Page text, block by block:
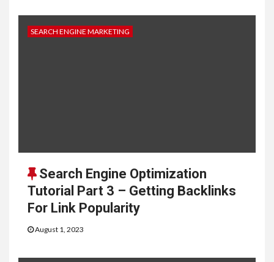
SEARCH ENGINE MARKETING
Search Engine Optimization
Tutorial Part 3 – Getting Backlinks
For Link Popularity
August 1, 2023